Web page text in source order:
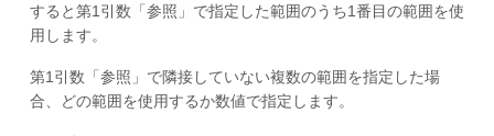
すると第1引数「参照」で指定した範囲のうち1番目の範囲を使
用します。
第1引数「参照」で隣接していない複数の範囲を指定した場
合、どの範囲を使用するか数値で指定します。